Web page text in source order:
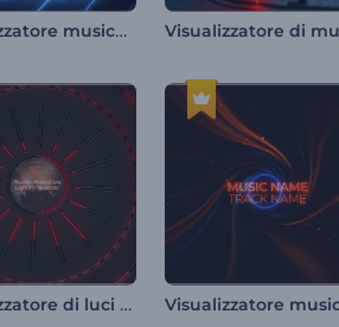
Visualizzatore musicale Neon Lines
Visualizzatore di luci reattive all'audio